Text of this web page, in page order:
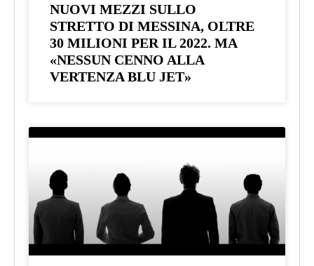
NUOVI MEZZI SULLO
STRETTO DI MESSINA, OLTRE
30 MILIONI PER IL 2022. MA
«NESSUN CENNO ALLA
VERTENZA BLU JET»